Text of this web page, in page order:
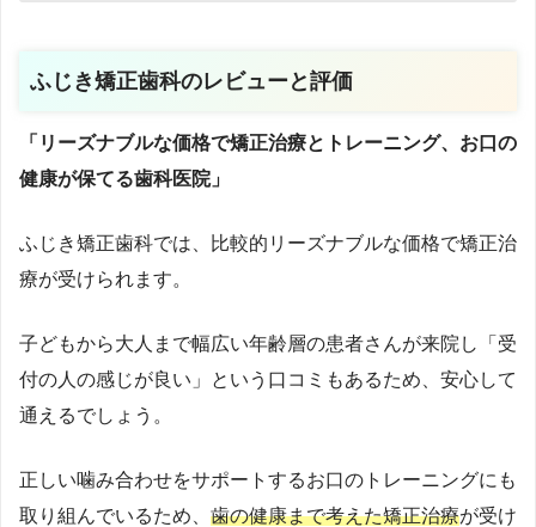
ふじき矯正歯科のレビューと評価
「リーズナブルな価格で矯正治療とトレーニング、お口の
健康が保てる歯科医院」
ふじき矯正歯科では、比較的リーズナブルな価格で矯正治
療が受けられます。
子どもから大人まで幅広い年齢層の患者さんが来院し「受
付の人の感じが良い」という口コミもあるため、安心して
通えるでしょう。
正しい噛み合わせをサポートするお口のトレーニングにも
取り組んでいるため、 歯の健康まで考えた矯正治療が受け